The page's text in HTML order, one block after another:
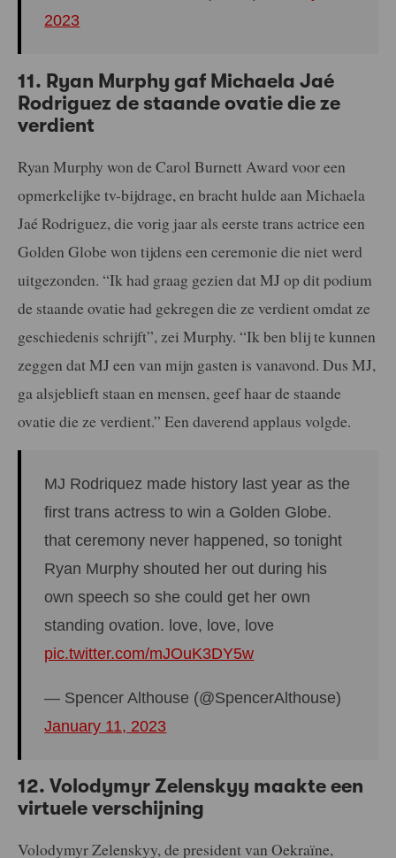
2023
11. Ryan Murphy gaf Michaela Jaé
Rodriguez de staande ovatie die ze
verdient
Ryan Murphy won de Carol Burnett Award voor een
opmerkelijke tv-bijdrage, en bracht hulde aan Michaela
Jaé Rodriguez, die vorig jaar als eerste trans actrice een
Golden Globe won tijdens een ceremonie die niet werd
uitgezonden. “Ik had graag gezien dat MJ op dit podium
de staande ovatie had gekregen die ze verdient omdat ze
geschiedenis schrijft”, zei Murphy. “Ik ben blij te kunnen
zeggen dat MJ een van mijn gasten is vanavond. Dus MJ,
ga alsjeblieft staan en mensen, geef haar de staande
ovatie die ze verdient.” Een daverend applaus volgde.
MJ Rodriquez made history last year as the
first trans actress to win a Golden Globe.
that ceremony never happened, so tonight
Ryan Murphy shouted her out during his
own speech so she could get her own
standing ovation. love, love, love
pic.twitter.com/mJOuK3DY5w
— Spencer Althouse (@SpencerAlthouse)
January 11, 2023
12. Volodymyr Zelenskyy maakte een
virtuele verschijning
Volodymyr Zelenskyy, de president van Oekraïne,